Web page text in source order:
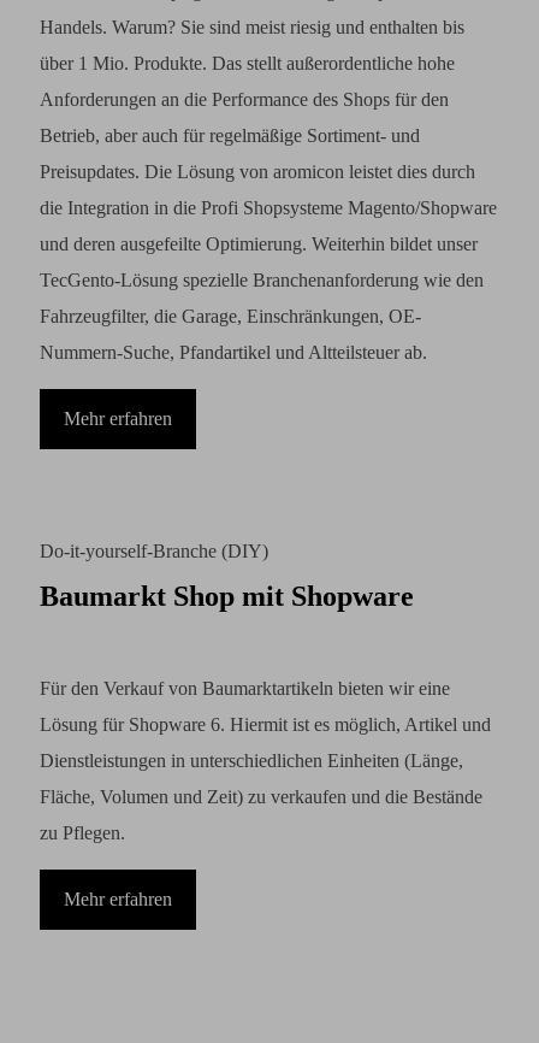
Handels. Warum? Sie sind meist riesig und enthalten bis
über 1 Mio. Produkte. Das stellt außerordentliche hohe
Anforderungen an die Performance des Shops für den
Betrieb, aber auch für regelmäßige Sortiment- und
Preisupdates. Die Lösung von aromicon leistet dies durch
die Integration in die Profi Shopsysteme Magento/Shopware
und deren ausgefeilte Optimierung. Weiterhin bildet unser
TecGento-Lösung spezielle Branchenanforderung wie den
Fahrzeugfilter, die Garage, Einschränkungen, OE-
Nummern-Suche, Pfandartikel und Altteilsteuer ab.
Mehr erfahren
Do-it-yourself-Branche (DIY)
Baumarkt Shop mit Shopware
Für den Verkauf von Baumarktartikeln bieten wir eine
Lösung für Shopware 6. Hiermit ist es möglich, Artikel und
Dienstleistungen in unterschiedlichen Einheiten (Länge,
Fläche, Volumen und Zeit) zu verkaufen und die Bestände
zu Pflegen.
Mehr erfahren